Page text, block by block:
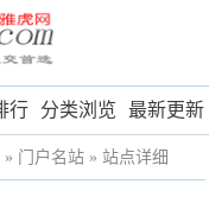
行 分类浏览 最新更新
» 门户名站 » 站点详细